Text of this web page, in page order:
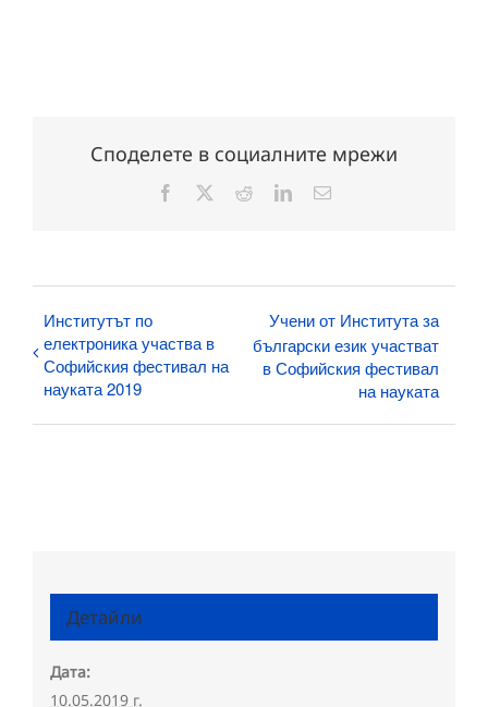
Споделете в социалните мрежи
Facebook RedditLinkedInЕлектронна
Институтът по
електроника участва в
Софийския фестивал на
науката 2019
Учени от Института за
български език участват
в Софийския фестивал
на науката
Детайли
Дата:
10.05.2019 г.